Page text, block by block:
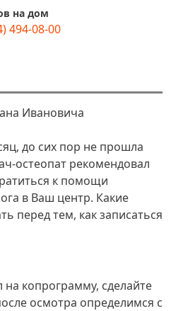
на дом
494-08-00
Ивановича
до сих пор не прошла
остеопат рекомендовал
к помощи
в Ваш центр. Какие
перед тем, как записаться
копрограмму, сделайте
осмотра определимся с